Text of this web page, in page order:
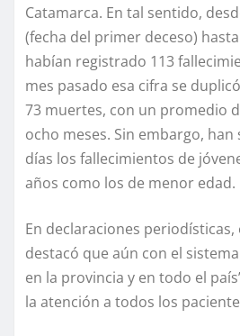
Catamarca. En tal sentido,
(fecha del primer deceso)
habían registrado 113
mes pasado esa cifra se
73 muertes, con un promedio
ocho meses. Sin embargo,
días los fallecimientos de
años como los de menor edad.
En declaraciones periodísticas,
destacó que aún con el
en la provincia y en todo el
la atención a todos los